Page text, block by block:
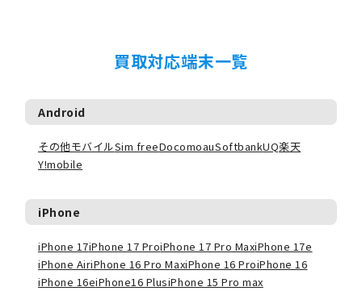
買取対応端末一覧
Android
その他モバイルSim freeDocomoauSoftbankUQ楽天
Y!mobile
iPhone
iPhone 17iPhone 17 ProiPhone 17 Pro MaxiPhone 17e
iPhone AiriPhone 16 Pro MaxiPhone 16 ProiPhone 16
iPhone 16eiPhone16 PlusiPhone 15 Pro max